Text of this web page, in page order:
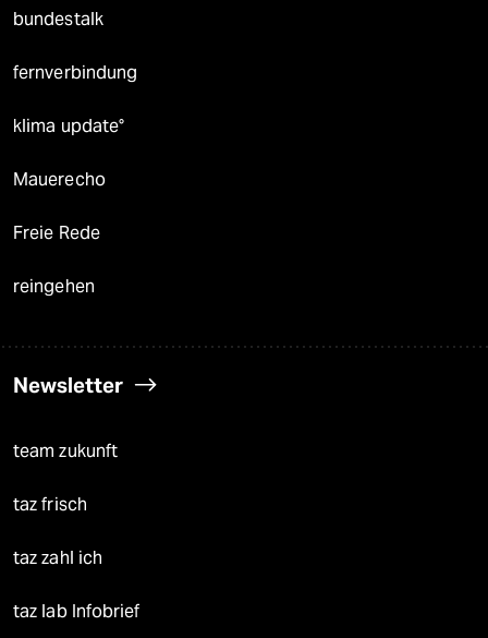
bundestalk
fernverbindung
klima update°
Mauerecho
Freie Rede
reingehen
Newsletter
team zukunft
taz frisch
taz zahl ich
taz lab Infobrief